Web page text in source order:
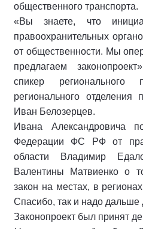
общественного транспорта.
«Вы знаете, что
правоохранительных
от общественности. Мы
предлагаем
спикер регионального
регионального
Иван Белозерцев.
Ивана Александровича
Федерации ФС РФ от
области Владимир
Валентины Матвиенко о
закон на местах, в
Спасибо, так и надо дальше
Законопроект был принят